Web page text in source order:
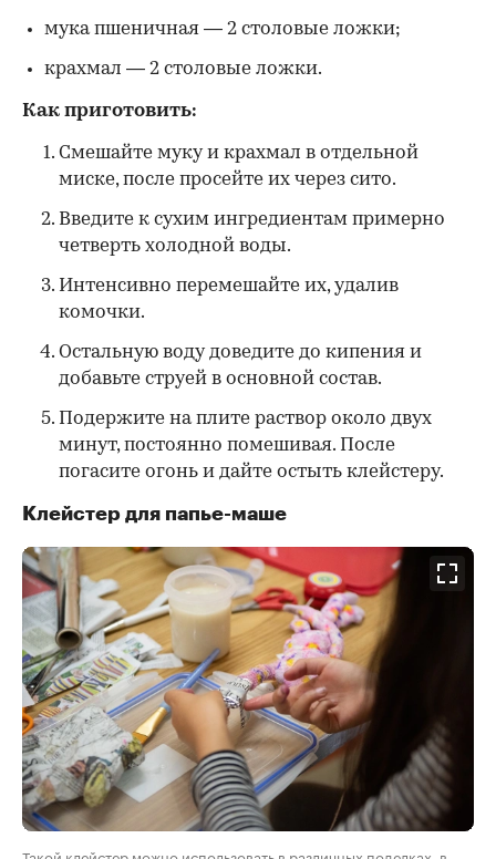
мука пшеничная — 2 столовые ложки;
крахмал — 2 столовые ложки.
Как приготовить:
Смешайте муку и крахмал в отдельной
миске, после просейте их через сито.
Введите к сухим ингредиентам примерно
четверть холодной воды.
Интенсивно перемешайте их, удалив
комочки.
Остальную воду доведите до кипения и
добавьте струей в основной состав.
Подержите на плите раствор около двух
минут, постоянно помешивая. После
погасите огонь и дайте остыть клейстеру.
Клейстер для папье-маше